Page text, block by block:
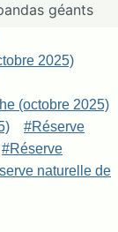
géants
2025)
(octobre 2025)
#Réserve
#Réserve
naturelle de